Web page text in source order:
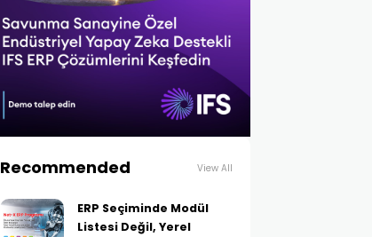
Recommended View All
ERP Seçiminde Modül
Listesi Değil, Yerel